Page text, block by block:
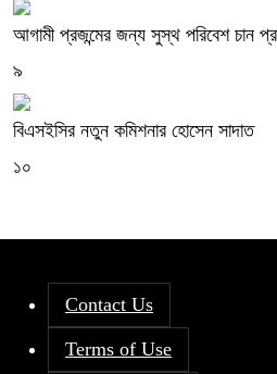
আগামী প্রজন্মের জন্য সুস্থ পরিবেশ চান
৯
বিএসইসির নতুন কমিশনার হোসেন সাদাত
১০
Contact Us
Terms of Use